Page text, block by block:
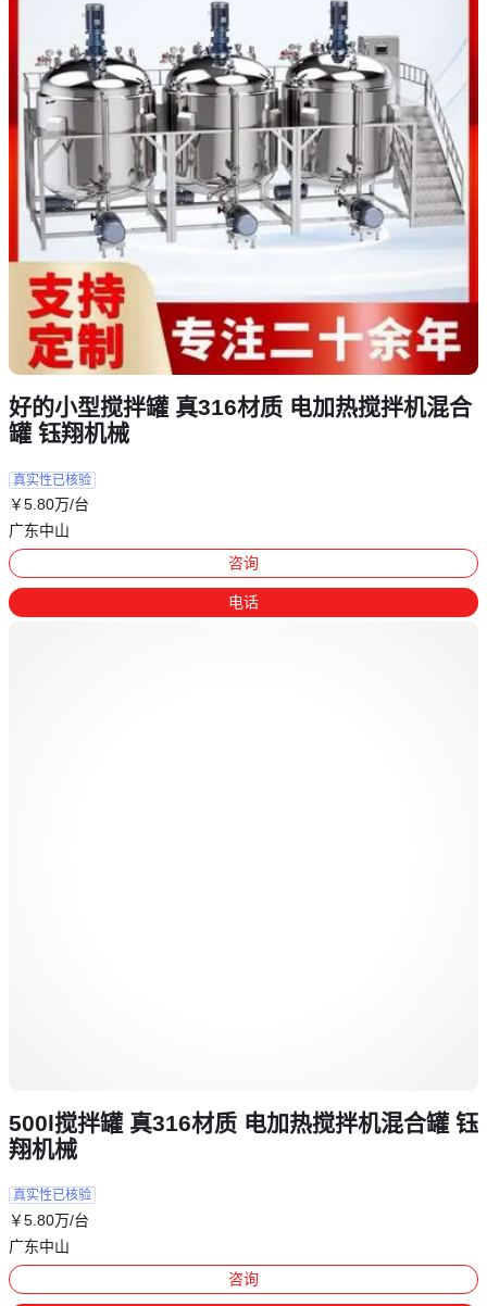
好的小型搅拌罐 真316材质 电加热搅拌机混合
罐 钰翔机械
真实性已核验
￥5.80万/台
广东中山
咨询
电话
500l搅拌罐 真316材质 电加热搅拌机混合罐 钰
翔机械
真实性已核验
￥5 .80万/台
广东中山
咨询